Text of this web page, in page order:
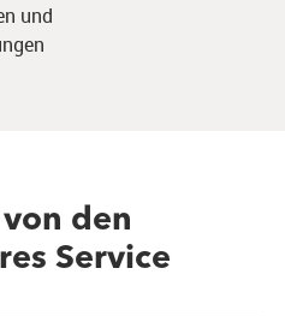
und
den
Service